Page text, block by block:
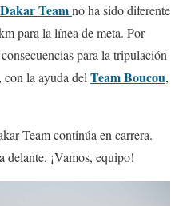
Teamno ha sido diferente
para la línea de meta. Por
para la tripulación
con la ayuda delTeam Boucou,
Team continúa en carrera.
delante. ¡Vamos, equipo!